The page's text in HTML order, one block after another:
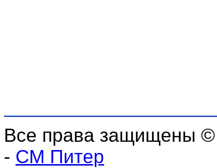
Все права защищены
- СМ Питер